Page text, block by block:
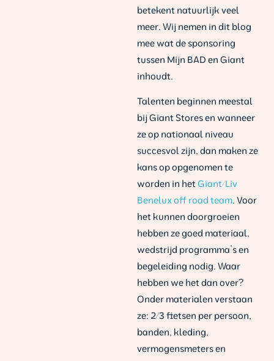
betekent natuurlijk veel
meer. Wij nemen in dit blog
mee wat de sponsoring
tussen Mijn BAD en Giant
inhoudt.
Talenten beginnen meestal
bij Giant Stores en wanneer
ze op nationaal niveau
succesvol zijn, dan maken ze
kans op opgenomen te
worden in hetGiant/Liv
Benelux off road team. Voor
het kunnen doorgroeien
hebben ze goed materiaal,
wedstrijd programma’s en
begeleiding nodig. Waar
hebben we het dan over?
Onder materialen verstaan
ze: 2/3 fietsen per persoon,
banden, kleding,
vermogensmeters en